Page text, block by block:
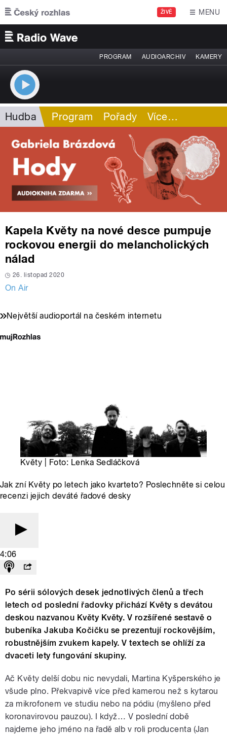
Přejít k hlavnímu obsahu
ŽIVĚ MENU
PROGRAM AUDIOARCHIV KAMERY
Hudba Program Pořady Více…
Kapela Květy na nové desce pumpuje
rockovou energii do melancholických
nálad
26. listopad 2020
On Air
Největší audioportál na českém internetu
Květy | Foto: Lenka Sedláčková
Jak zní Květy po letech jako kvarteto? Poslechněte si celou
recenzi jejich deváté řadové desky
4:06
Po sérii sólových desek jednotlivých členů a třech
letech od poslední řadovky přichází Květy s devátou
deskou nazvanou Květy Květy. V rozšířené sestavě o
bubeníka Jakuba Kočičku se prezentují rockovějším,
robustnějším zvukem kapely. V textech se ohlíží za
dvaceti lety fungování skupiny.
Ač Květy delší dobu nic nevydali, Martina Kyšperského je
všude plno. Překvapivě více před kamerou než s kytarou
za mikrofonem ve studiu nebo na pódiu (myšleno před
koronavirovou pauzou). I když… V poslední době
najdeme jeho jméno na řadě alb v roli producenta (Jan